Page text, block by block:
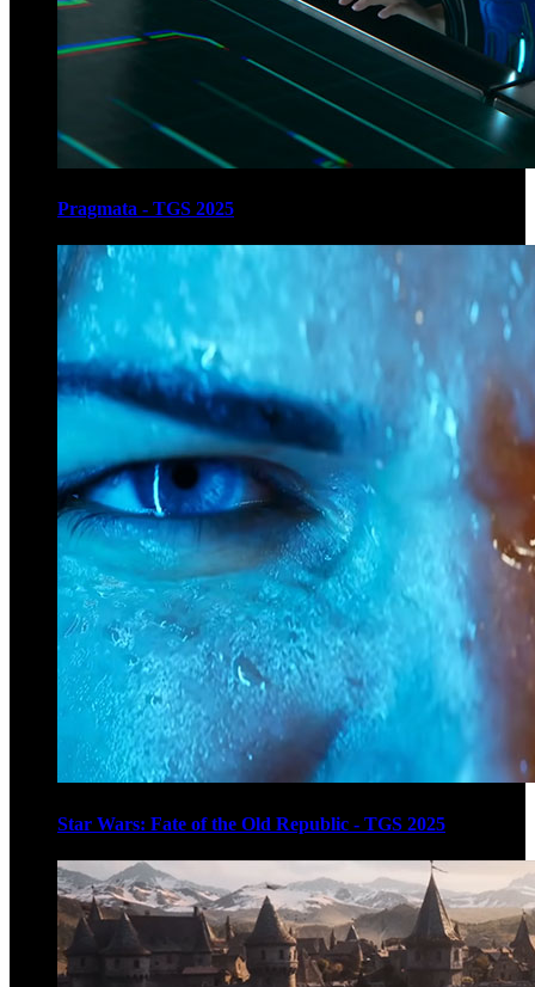
Pragmata - TGS 2025
Star Wars: Fate of the Old Republic - TGS 2025